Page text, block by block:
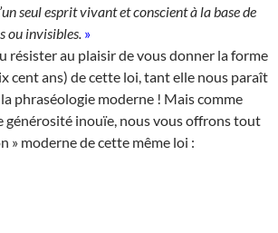
seul esprit vivant et conscient à la base de
ou invisibles. »
résister au plaisir de vous donner la forme
cent ans) de cette loi, tant elle nous paraît
phraséologie moderne ! Mais comme
générosité inouïe, nous vous offrons tout
» moderne de cette même loi :